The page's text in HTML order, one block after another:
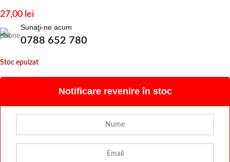
27,00 lei
Sunaţi-ne acum
0788 652 780
Stoc epuizat
Notificare revenire în stoc